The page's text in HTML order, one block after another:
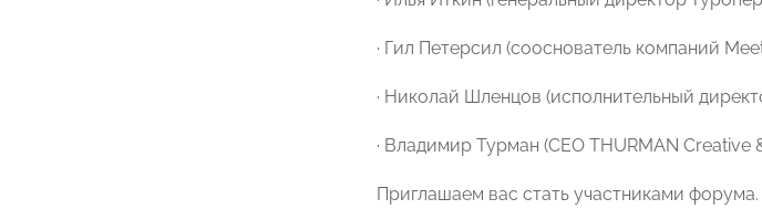
· Гил Петерсил (сооснователь компаний
· Николай Шленцов (исполнительный
· Владимир Турман (CEO THURMAN Creative
Приглашаем вас стать участниками